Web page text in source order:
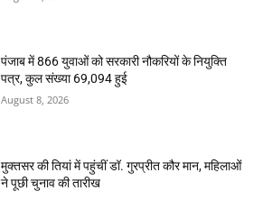
पंजाब में 866 युवाओं को सरकारी नौकरियों के नियुक्ति
पत्र, कुल संख्या 69,094 हुई
August 8, 2026
मुक्तसर की तियां में पहुंचीं डॉ. गुरप्रीत कौर मान, महिलाओं
ने पूछी चुनाव की तारीख